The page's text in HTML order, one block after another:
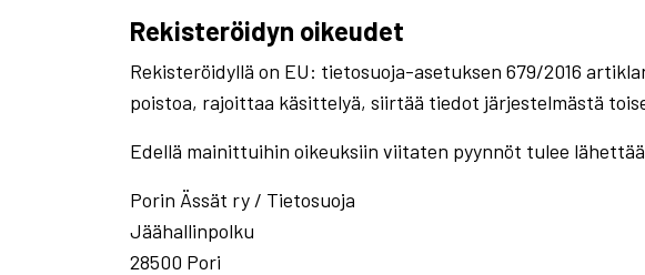
Rekisteröidyn oikeudet
Rekisteröidyllä on EU: tietosuoja-asetuksen 679/2016
poistoa, rajoittaa käsittelyä, siirtää tiedot järjestelmästä
Edellä mainittuihin oikeuksiin viitaten pyynnöt tulee
Porin Ässät ry / Tietosuoja
Jäähallinpolku
28500 Pori